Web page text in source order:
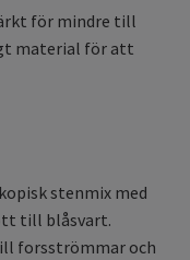
för mindre till
material för att
stenmix med
till blåsvart.
forsströmmar och